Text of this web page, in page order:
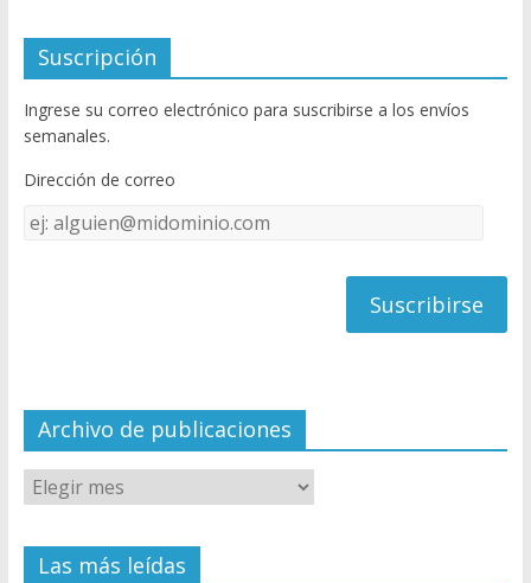
e
b
o
o
k
itt
er
u
T
u
e
C
el
Suscripción
Ingrese su correo electrónico para suscribirse a los envíos
semanales.
Dirección de correo
Dirección
de
Archivo de publicaciones
Las más leídas